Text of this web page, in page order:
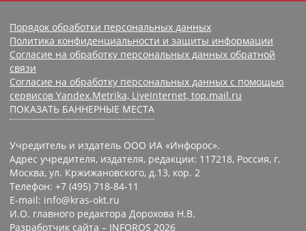
Порядок обработки персональных данных
Политика конфиденциальности и защиты информации
Согласие на обработку персональных данных обратной
связи
Согласие на обработку персональных данных с помощью
сервисов Yandex.Metrika, LiveInternet, top.mail.ru
ПОКАЗАТЬ БАННЕРНЫЕ МЕСТА
Учредитель и издатель ООО ИА «Инфорос».
Адрес учредителя, издателя, редакции: 117218, Россия, г.
Москва, ул. Кржижановского, д.13, кор. 2
Телефон: +7 (495) 718-84-11
E-mail: info@kras-okt.ru
И.О. главного редактора Дорохова Н.В.
Разработчик сайта – INFOROS 2026